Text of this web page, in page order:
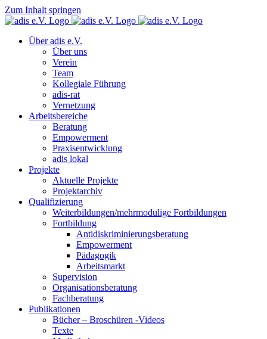
Zum Inhalt springen
Über adis e.V.
Über uns
Verein
Team
Kollegiale Führung
adis-rat
Vernetzung
Arbeitsbereiche
Beratung
Empowerment
Praxisentwicklung
adis lokal
Projekte
Aktuelle Projekte
Projektarchiv
Qualifizierung
Weiterbildungen/mehrmodulige Fortbildungen
Fortbildung
Antidiskriminierungsberatung
Empowerment
Pädagogik
Arbeitsmarkt
Supervision
Organisationsberatung
Fachberatung
Publikationen
Bücher – Broschüren -Videos
Texte